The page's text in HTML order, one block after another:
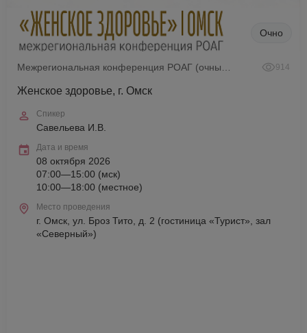
Очно
914
Женское здоровье, г. Омск
Спикер
Савельева И.В.
Дата и время
08 октября 2026
07:00—15:00 (мск)
10:00—18:00 (местное)
Место проведения
г. Омск, ул. Броз Тито, д. 2 (гостиница «Турист», зал
«Северный»)